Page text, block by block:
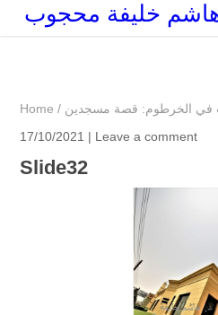
خليفة محجوب
Home / في الخرطوم: قصة مسجدين
17/10/2021 | Leave a comment
Slide32